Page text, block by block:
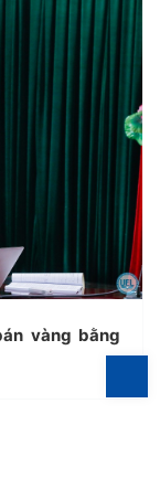
vàng bằng